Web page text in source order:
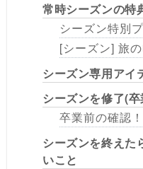
常時シーズンの特
シーズン特別
[シーズン] 旅
シーズン専用アイ
シーズンを修了(
卒業前の確認！
シーズンを終えた
いこと